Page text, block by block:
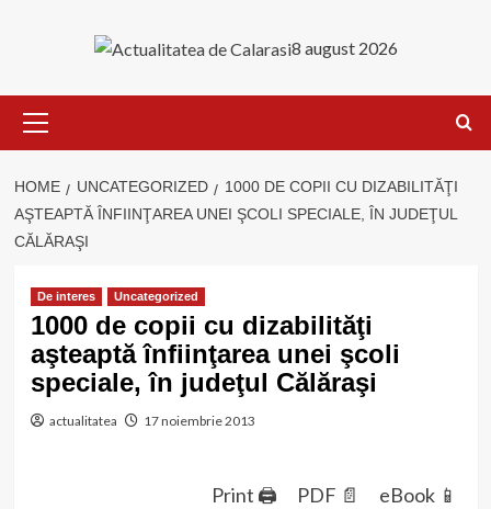
8 august 2026
Menu
HOME UNCATEGORIZED
1000 DE COPII CU DIZABILITĂŢI
AŞTEAPTĂ ÎNFIINŢAREA UNEI ŞCOLI SPECIALE, ÎN JUDEŢUL
CĂLĂRAŞI
De interes Uncategorized
1000 de copii cu dizabilităţi
aşteaptă înfiinţarea unei şcoli
speciale, în judeţul Călăraşi
actualitatea 17 noiembrie 2013
Print 🖨 PDF 📄 eBook 📱